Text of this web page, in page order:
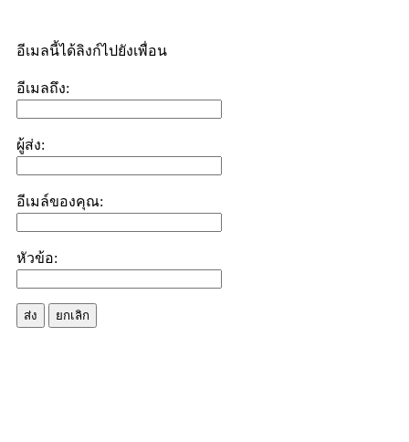
อีเมลนี้ได้ลิงก์ไปยังเพื่อน
อีเมลถึง:
ผู้ส่ง:
อีเมล์ของคุณ:
หัวข้อ:
ส่ง ยกเลิก